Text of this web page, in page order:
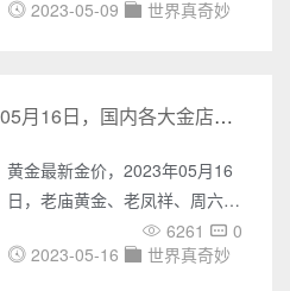
各地奇闻怪事的网站，它涵盖了
奇闻、恐怖故事、考古发现、宇
宙奥秘、吉尼斯记录等多个方
面，它的内容极为丰富，涉及面
广，为您带来了无数神秘之旅。
在奇闻网上，您可以了解各种国
内外UFO事件的报道，包括
2023-05-09
世界真奇妙
金价全面调价：2023年05月16日，国内各大金店品牌黄金最新金价表
黄金最新金价，2023年05月16
日，老庙黄金、老凤祥、周六福
珠宝、周大福、周生生、亚一金
店、六福珠宝、菜百首饰、金至
6261
0
2023-05-16
世界真奇妙